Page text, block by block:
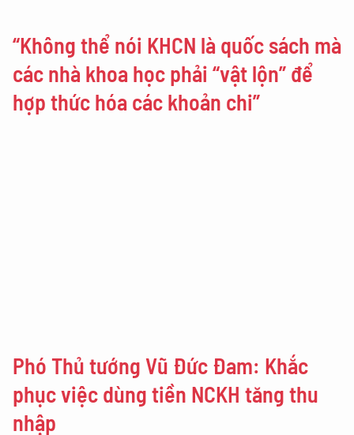
“Không thể nói KHCN là quốc sách mà
các nhà khoa học phải “vật lộn” để
hợp thức hóa các khoản chi”
Phó Thủ tướng Vũ Đức Đam: Khắc
phục việc dùng tiền NCKH tăng thu
nhập